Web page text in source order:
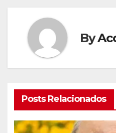
By
Posts Relacionados